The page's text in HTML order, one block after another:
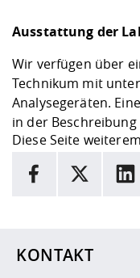
Ausstattung der
Wir verfügen über
Technikum mit
Analysegeräten.
in der
Diese Seite
INFORMATION
Facebook
X
KONTAKT